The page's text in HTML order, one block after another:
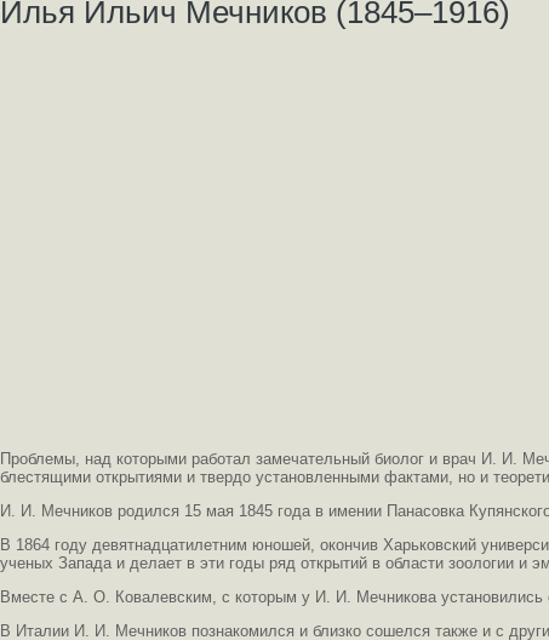
Илья Ильич Мечников (1845–1916)
Проблемы, над которыми работал замечательный биолог и врач И. И.
блестящими открытиями и твердо установленными фактами, но и
И. И. Мечников родился 15 мая 1845 года в имении Панасовка
В 1864 году девятнадцатилетним юношей, окончив Харьковский
ученых Запада и делает в эти годы ряд открытий в области зоологии и
Вместе с А. О. Ковалевским, с которым у И. И. Мечникова установились
В Италии И. И. Мечников познакомился и близко сошелся также и с